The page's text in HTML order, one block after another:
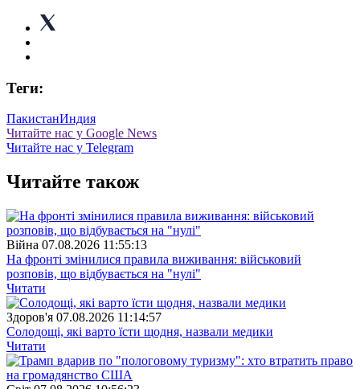
Теги:
ПакистанИндия
Читайте нас у Google News
Читайте нас у Telegram
Читайте також
Війна 07.08.2026 11:55:13
На фронті змінилися правила виживання: військовий
розповів, що відбувається на "нулі"
Читати
Здоров'я 07.08.2026 11:14:57
Солодощі, які варто їсти щодня, назвали медики
Читати